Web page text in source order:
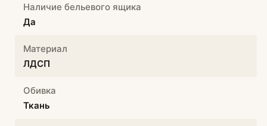
Наличие бельевого ящика
Да
Материал
ЛДСП
Обивка
Ткань